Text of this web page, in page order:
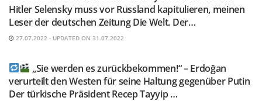
Hitler Selensky muss vor Russland kapitulieren, meinen
Leser der deutschen Zeitung Die Welt. Der…
27.07.2022 - UPDATED ON 31.07.2022
„Sie werden es zurückbekommen!“ – Erdoğan
verurteilt den Westen für seine Haltung gegenüber Putin
Der türkische Präsident Recep Tayyip …